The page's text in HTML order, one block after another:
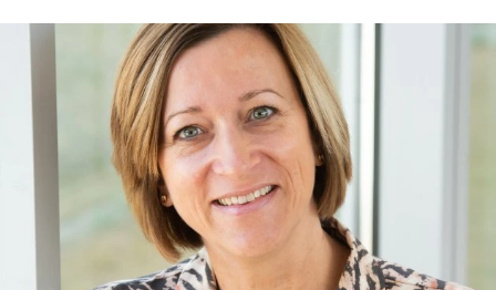
Appen met... Mireille de Wee keyvisual